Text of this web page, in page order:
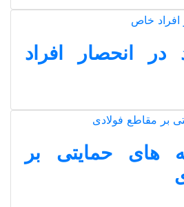
در انحصار افراد
های حمایتی بر